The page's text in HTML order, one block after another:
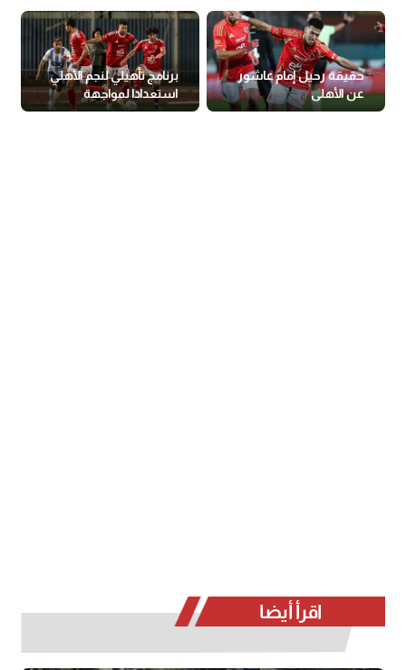
حقيقة رحيل إمام عاشور
عن الأهلي
برنامج تأهيلي لنجم الأهلي
استعدادا لمواجهة
المصري
اقرأ أيضا